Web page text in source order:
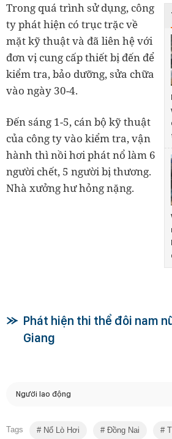
Trong quá trình sử dụng, công
ty phát hiện có trục trặc về
mặt kỹ thuật và đã liên hệ với
đơn vị cung cấp thiết bị đến để
kiểm tra, bảo dưỡng, sửa chữa
vào ngày 30-4.
Đến sáng 1-5, cán bộ kỹ thuật
của công ty vào kiểm tra, vận
hành thì nồi hơi phát nổ làm 6
người chết, 5 người bị thương.
Nhà xưởng hư hỏng nặng.
Phát hiện thi thể đôi nam
Giang
Người lao động
Tags Nổ Lò Hơi Đồng Nai